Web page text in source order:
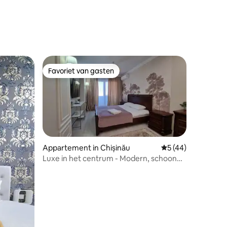
Favoriet van gasten
Favoriet van gasten
Appartement in Chișinău Gemiddelde
5 (44)
Luxe in het centrum - Modern, schoon